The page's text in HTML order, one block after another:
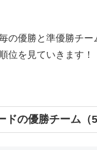
の優勝と準優勝チ
位を見ていきます！
ドの優勝チーム（